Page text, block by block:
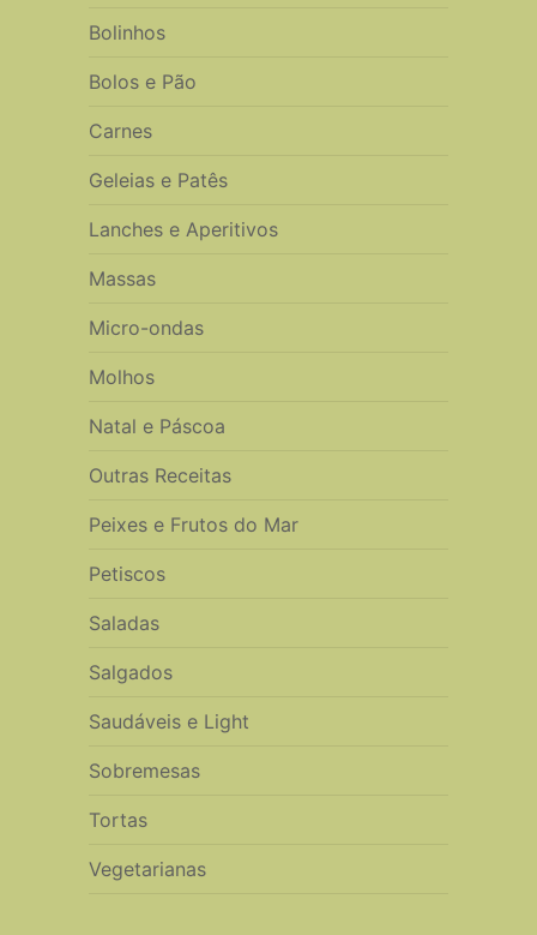
Bolinhos
Bolos e Pão
Carnes
Geleias e Patês
Lanches e Aperitivos
Massas
Micro-ondas
Molhos
Natal e Páscoa
Outras Receitas
Peixes e Frutos do Mar
Petiscos
Saladas
Salgados
Saudáveis e Light
Sobremesas
Tortas
Vegetarianas